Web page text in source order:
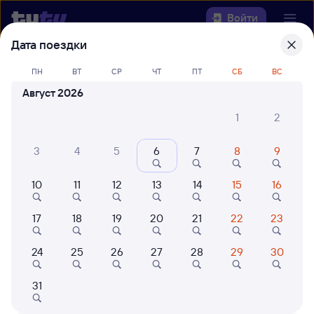
Войти
Выберите день, чтобы найтиж/д
билеты Аполлонская — Ильская
42 млн путешествуют с
Когда
Кто едет
Дата поездки
ПН ВТ СР ЧТ ПТ СБ ВС
Август 2026
1
2
3 4 5 6 7 8 9
10 11 12 13 14 15 16
17 18 19 20 21 22 23
24 25 26 27 28 29 30
31